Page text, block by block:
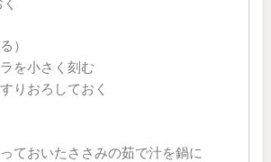
）
を小さく刻む
りおろしておく
ておいたささみの茹で汁を鍋に